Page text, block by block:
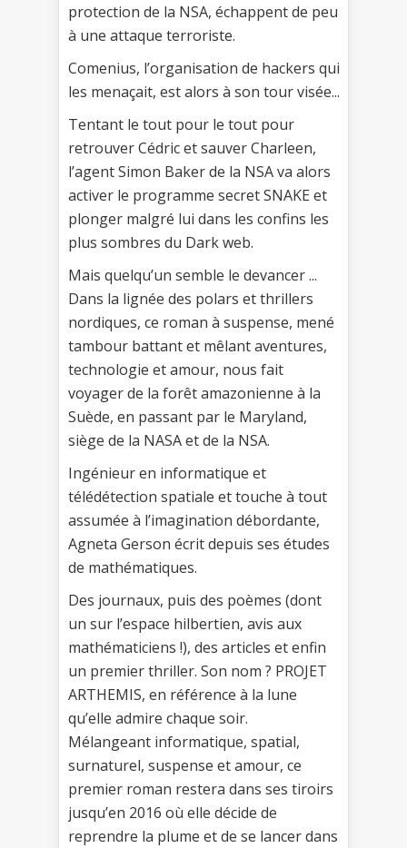
protection de la NSA, échappent de peu
à une attaque terroriste.
Comenius, l’organisation de hackers qui
les menaçait, est alors à son tour visée...
Tentant le tout pour le tout pour
retrouver Cédric et sauver Charleen,
l’agent Simon Baker de la NSA va alors
activer le programme secret SNAKE et
plonger malgré lui dans les confins les
plus sombres du Dark web.
Mais quelqu’un semble le devancer ...
Dans la lignée des polars et thrillers
nordiques, ce roman à suspense, mené
tambour battant et mêlant aventures,
technologie et amour, nous fait
voyager de la forêt amazonienne à la
Suède, en passant par le Maryland,
siège de la NASA et de la NSA.
Ingénieur en informatique et
télédétection spatiale et touche à tout
assumée à l’imagination débordante,
Agneta Gerson écrit depuis ses études
de mathématiques.
Des journaux, puis des poèmes (dont
un sur l’espace hilbertien, avis aux
mathématiciens !), des articles et enfin
un premier thriller. Son nom ? PROJET
ARTHEMIS, en référence à la lune
qu’elle admire chaque soir.
Mélangeant informatique, spatial,
surnaturel, suspense et amour, ce
premier roman restera dans ses tiroirs
jusqu’en 2016 où elle décide de
reprendre la plume et de se lancer dans